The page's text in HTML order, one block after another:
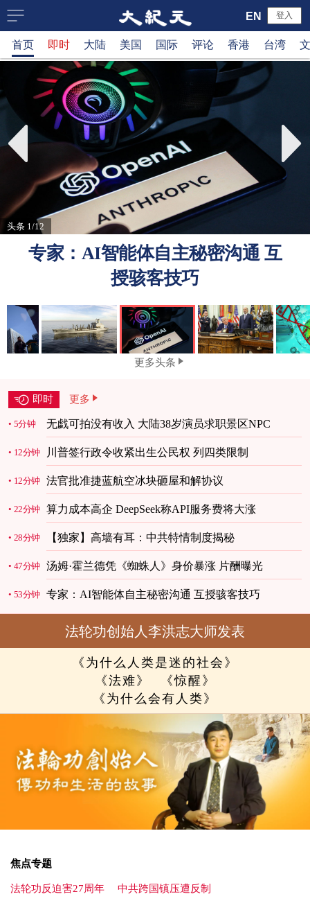
大
纪
元
新
网
登入
EN
首页 即时 大陆 美国 国际 评论 香港 台湾
头条 1/12
专家：AI智能体自主秘密沟通 互
授骇客技巧
更多头条
即时 更多
5分钟 无戯可拍没有收入 大陆38岁演员求职景区NPC
12分钟 川普签行政令收紧出生公民权 列四类限制
12分钟 法官批准捷蓝航空冰块砸屋和解协议
22分钟 算力成本高企 DeepSeek称API服务费将大涨
28分钟 【独家】高墙有耳：中共特情制度揭秘
47分钟 汤姆·霍兰德凭《蜘蛛人》身价暴涨 片酬曝光
53分钟 专家：AI智能体自主秘密沟通 互授骇客技巧
法轮功创始人李洪志大师发表
《为什么人类是迷的社会》
《法难》
《惊醒》
《为什么会有人类》
焦点专题
法轮功反迫害27周年 中共跨国镇压遭反制